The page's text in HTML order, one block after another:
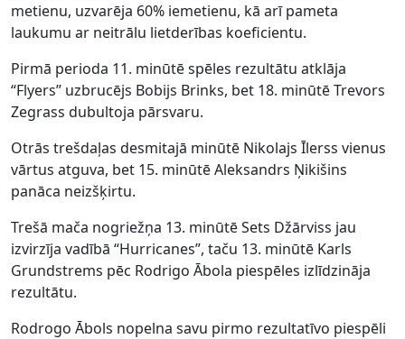
metienu, uzvarēja 60% iemetienu, kā arī pameta
laukumu ar neitrālu lietderības koeficientu.
Pirmā perioda 11. minūtē spēles rezultātu atklāja
“Flyers” uzbrucējs Bobijs Brinks, bet 18. minūtē Trevors
Zegrass dubultoja pārsvaru.
Otrās trešdaļas desmitajā minūtē Nikolajs Īlerss vienus
vārtus atguva, bet 15. minūtē Aleksandrs Ņikišins
panāca neizšķirtu.
Trešā mača nogriežņa 13. minūtē Sets Džārviss jau
izvirzīja vadībā “Hurricanes”, taču 13. minūtē Karls
Grundstrems pēc Rodrigo Ābola piespēles izlīdzināja
rezultātu.
Rodrogo Ābols nopelna savu pirmo rezultatīvo piespēli